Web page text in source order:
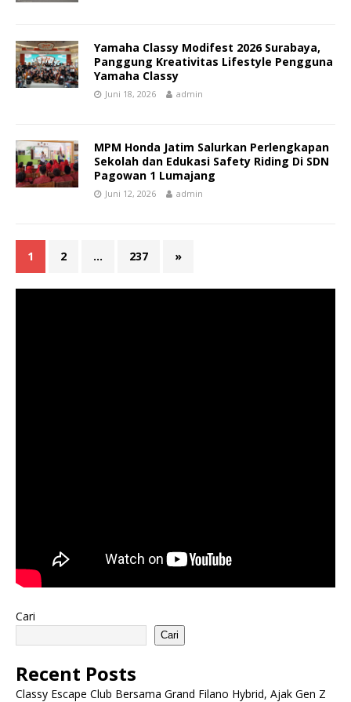
Yamaha Classy Modifest 2026 Surabaya,
Panggung Kreativitas Lifestyle Pengguna
Yamaha Classy
Juni 18, 2026 admin
MPM Honda Jatim Salurkan Perlengkapan
Sekolah dan Edukasi Safety Riding Di SDN
Pagowan 1 Lumajang
Juni 12, 2026 admin
1 2 … 237 »
Cari
Cari
Recent Posts
Classy Escape Club Bersama Grand Filano Hybrid, Ajak Gen Z